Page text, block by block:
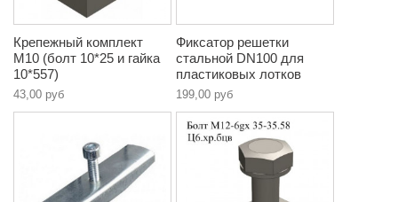
Крепежный комплект
М10 (болт 10*25 и гайка
10*557)
43,00 руб
Фиксатор решетки
стальной DN100 для
пластиковых лотков
199,00 руб